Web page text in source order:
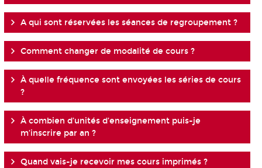
A qui sont réservées les séances de regroupement ?
Comment changer de modalité de cours ?
À quelle fréquence sont envoyées les séries de cours
?
À combien d’unités d’enseignement puis-je
m’inscrire par an ?
Quand vais-je recevoir mes cours imprimés ?